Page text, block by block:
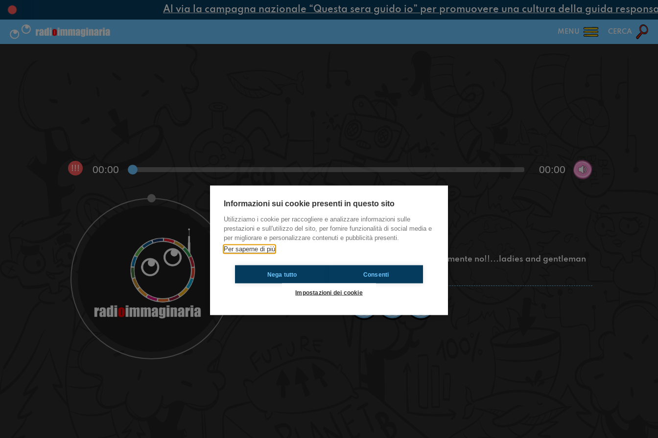
Al via la campagna nazionale “Questa sera guido io” per promuovere una cultura della guida
MENU CERCA
!!! 00:00 00:00
Minecraft e Bismarck
Potrebbero mai mancare le nostre rubriche ? ovviamente no!!...ladies and gentleman
Informazioni sui cookie presenti in questo sito
Utilizziamo i cookie per raccogliere e analizzare informazioni sulle
prestazioni e sull'utilizzo del sito, per fornire funzionalità di social media e
per migliorare e personalizzare contenuti e pubblicità presenti.
Per saperne di più
Nega tutto Consenti
Impostazioni dei cookie